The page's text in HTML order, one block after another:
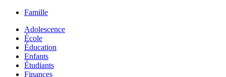
Famille
Adolescence
École
Éducation
Enfants
Étudiants
Finances